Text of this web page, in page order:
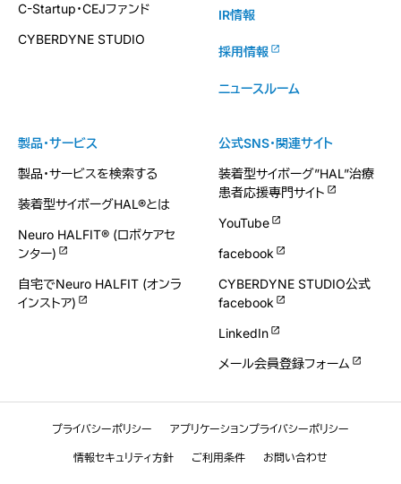
製品・サービス
製品・サービスを検索する
装着型サイボーグHAL®とは
Neuro HALFIT® (ロボケアセ
ンター)
自宅でNeuro HALFIT (オンラ
インストア)
C-Startup・CEJファンド
CYBERDYNE STUDIO
IR情報
採用情報
ニュースルーム
公式SNS・関連サイト
装着型サイボーグ”HAL”治療
患者応援専門サイト
YouTube
facebook
CYBERDYNE STUDIO公式
facebook
LinkedIn
メール会員登録フォーム
プライバシーポリシー アプリケーションプライバシーポリシー
情報セキュリティ方針 ご利用条件 お問い合わせ